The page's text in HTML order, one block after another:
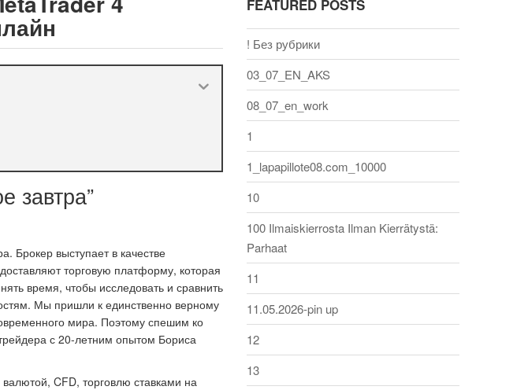
завтра”
Брокер выступает в качестве
торговую платформу, которая
время, чтобы исследовать и сравнить
Мы пришли к единственно верному
мира. Поэтому спешим ко
с 20-летним опытом Бориса
CFD, торговлю ставками на
FEATURED POSTS
! Без рубрики
03_07_EN_AKS
08_07_en_work
1
1_lapapillote08.com_10000
10
100 Ilmaiskierrosta Ilman Kierrätystä:
Parhaat
11
11.05.2026-pin up
12
13